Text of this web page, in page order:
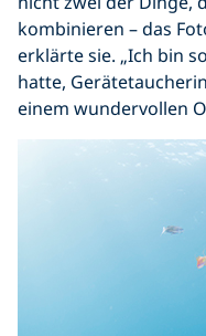
kombinieren – das
erklärte sie. „Ich bin
hatte,
einem wundervollen